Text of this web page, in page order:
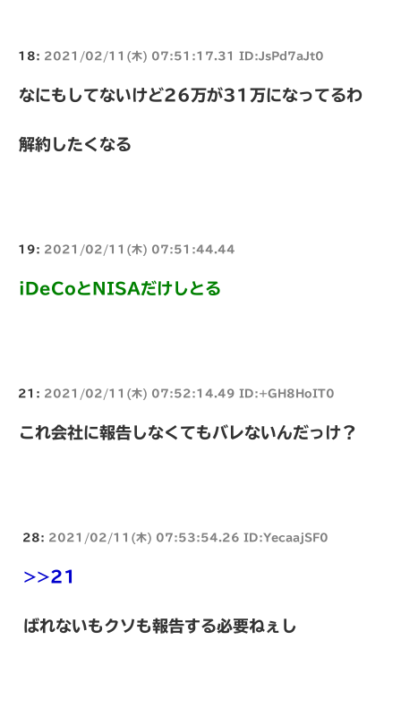
18: 2021/02/11(木) 07:51:17.31 ID:JsPd7aJt0
なにもしてないけど26万が31万になってるわ
解約したくなる
19: 2021/02/11(木) 07:51:44.44
iDeCoとNISAだけしとる
21: 2021/02/11(木) 07:52:14.49 ID:+GH8HoIT0
これ会社に報告しなくてもバレないんだっけ？
28: 2021/02/11(木) 07:53:54.26 ID:YecaajSF0
>>21
ばれないもクソも報告する必要ねぇし